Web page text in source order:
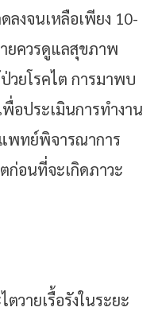
ลงจนเหลือเพียง 10-
ยควรดูแลสุขภาพ
วยโรคไต การมาพบ
อประเมินการทำงาน
พทย์พิจารณาการ
ก่อนที่จะเกิดภาวะ
วายเรื้อรังในระยะ